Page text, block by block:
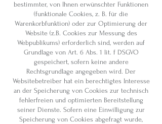
bestimmter, von Ihnen erwünschter Funktionen
(funktionale Cookies, z. B. für die
Warenkorbfunktion) oder zur Optimierung der
Website (z.B. Cookies zur Messung des
Webpublikums) erforderlich sind, werden auf
Grundlage von Art. 6 Abs. 1 lit. f DSGVO
gespeichert, sofern keine andere
Rechtsgrundlage angegeben wird. Der
Websitebetreiber hat ein berechtigtes Interesse
an der Speicherung von Cookies zur technisch
fehlerfreien und optimierten Bereitstellung
seiner Dienste. Sofern eine Einwilligung zur
Speicherung von Cookies abgefragt wurde,